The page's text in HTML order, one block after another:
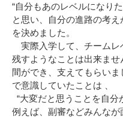
“自分もあのレベルになり
と思い、自分の進路の考
を決めました。
実際入学して、チームレ
残すようなことは出来ま
間ができ、支えてもらい
で意識していたことは 、
“大変だと思うことを自分
例えば、副審などみんな